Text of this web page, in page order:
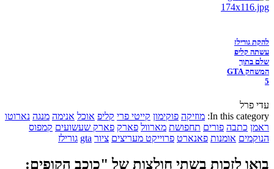
להקת גורילז
עשתה קליפ
שלם בתוך
המשחק GTA
5
עדי פרל
In this category: מוזיקה פוקימון קייטי פרי קליפ אוכל אנימה מנגה נארוטו
ראמן כתבה פורים תחפושת מארוול פארק פארק שעשועים קמפוס
הנוקמים אומנות פאנארט פרוייקט מעריצים ציור gta גורילז
בואו לזכות בשתי חולצות של "כוכב הקופים: